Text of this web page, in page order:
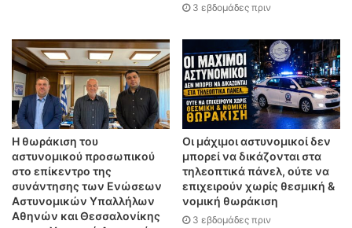
3 εβδομάδες πριν
Η θωράκιση του
αστυνομικού προσωπικού
στο επίκεντρο της
συνάντησης των Ενώσεων
Αστυνομικών Υπαλλήλων
Αθηνών και Θεσσαλονίκης
Οι μάχιμοι αστυνομικοί δεν
μπορεί να δικάζονται στα
τηλεοπτικά πάνελ, ούτε να
επιχειρούν χωρίς θεσμική &
νομική θωράκιση
3 εβδομάδες πριν